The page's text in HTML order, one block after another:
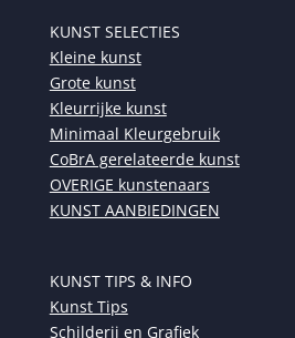
KUNST SELECTIES
Kleine kunst
Grote kunst
Kleurrijke kunst
Minimaal Kleurgebruik
CoBrA gerelateerde kunst
OVERIGE kunstenaars
KUNST AANBIEDINGEN
KUNST TIPS & INFO
Kunst Tips
Schilderij en Grafiek